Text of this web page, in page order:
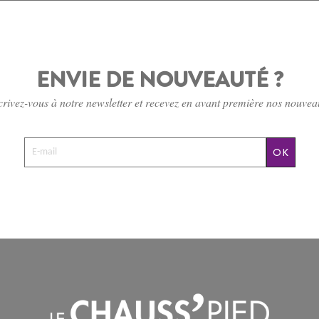
ENVIE DE NOUVEAUTÉ ?
vous à notre newsletter et recevez en avant première nos
OK